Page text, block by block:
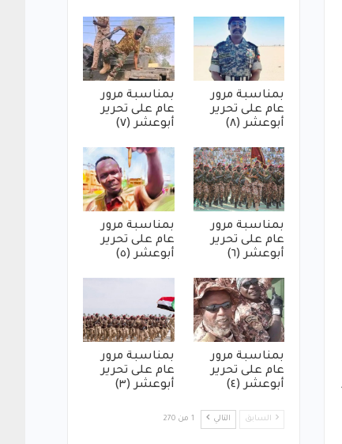
بمناسبة مرور
عام على تحرير
أبوعشر (٨)
بمناسبة مرور
عام على تحرير
أبوعشر (٧)
بمناسبة مرور
عام على تحرير
أبوعشر (٦)
بمناسبة مرور
عام على تحرير
أبوعشر (٥)
بمناسبة مرور
عام على تحرير
أبوعشر (٤)
بمناسبة مرور
عام على تحرير
أبوعشر (٣)
السابق التالي 1 من 270